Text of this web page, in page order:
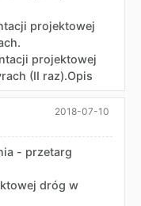
projektowej
projektowej
(II raz).Opis
2018-07-10
- przetarg
dróg w